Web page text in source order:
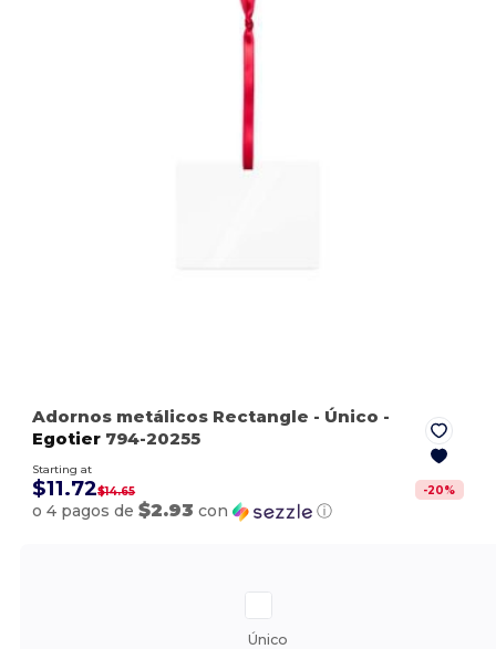
Adornos metálicos Rectangle - Único -
Egotier 794-20255
Starting at
$11.72$14.65 -20%
o 4 pagos de$2.93 con ⓘ
Único